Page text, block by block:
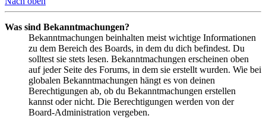
Was sind Bekanntmachungen?
Bekanntmachungen beinhalten meist wichtige Informationen
zu dem Bereich des Boards, in dem du dich befindest. Du
solltest sie stets lesen. Bekanntmachungen erscheinen oben
auf jeder Seite des Forums, in dem sie erstellt wurden. Wie bei
globalen Bekanntmachungen hängt es von deinen
Berechtigungen ab, ob du Bekanntmachungen erstellen
kannst oder nicht. Die Berechtigungen werden von der
Board-Administration vergeben.